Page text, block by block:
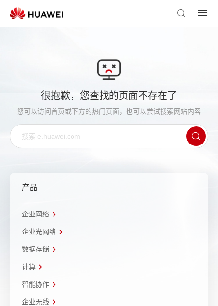
很抱歉，您查找的页面不存在了
您可以访问首页或下方的热门页面，也可以尝试搜索网站内容
产品
企业网络
企业光网络
数据存储
计算
智能协作
企业无线